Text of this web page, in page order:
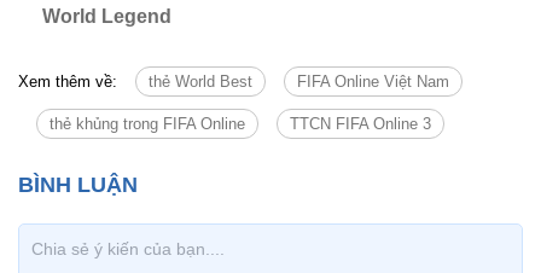
World Legend
Xem thêm về: thẻ World Best FIFA Online Việt Nam
thẻ khủng trong FIFA Online TTCN FIFA Online 3